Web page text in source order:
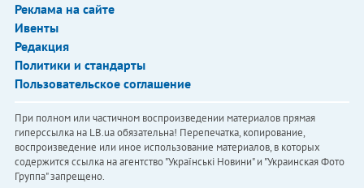
Реклама на сайте
Ивенты
Редакция
Политики и стандарты
Пользовательское соглашение
При полном или частичном воспроизведении материалов прямая
гиперссылка на LB.ua обязательна! Перепечатка, копирование,
воспроизведение или иное использование материалов, в которых
содержится ссылка на агентство "Українськi Новини" и "Украинская Фото
Группа" запрещено.